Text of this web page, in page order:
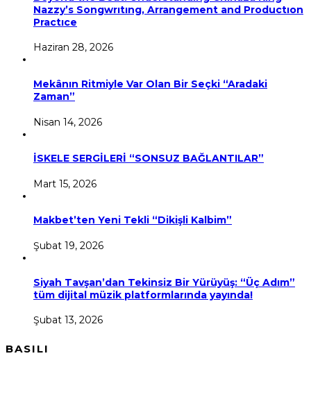
Nazzy’s Songwrıtıng, Arrangement and Productıon
Practıce
Haziran 28, 2026
Mekânın Ritmiyle Var Olan Bir Seçki “Aradaki
Zaman”
Nisan 14, 2026
İSKELE SERGİLERİ “SONSUZ BAĞLANTILAR”
Mart 15, 2026
Makbet’ten Yeni Tekli “Dikişli Kalbim”
Şubat 19, 2026
Siyah Tavşan’dan Tekinsiz Bir Yürüyüş: “Üç Adım”
tüm dijital müzik platformlarında yayında!
Şubat 13, 2026
BASILI